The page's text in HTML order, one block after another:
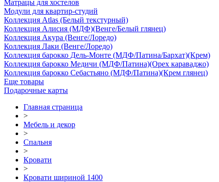
Матрацы для хостелов
Модули для квартир-студий
Коллекция Atlas (Белый текстурный)
Коллекция Алисия (МДФ)(Венге/Белый глянец)
Коллекция Акура (Венге/Лоредо)
Коллекция Лаки (Венге/Лоредо)
Коллекция барокко Дель-Монте (МДФ/Патина/Бархат)(Крем)
Коллекция барокко Медичи (МДФ/Патина)(Орех караваджо)
Коллекция барокко Себастьяно (МДФ/Патина)(Крем глянец)
Еще товары
Подарочные карты
Главная страница
>
Мебель и декор
>
Спальня
>
Кровати
>
Кровати шириной 1400